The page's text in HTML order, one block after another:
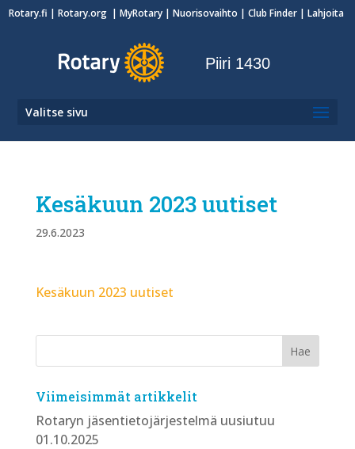
Rotary.fi |Rotary.org |MyRotary |Nuorisovaihto | Club Finder | Lahjoita
Piiri 1430
Valitse sivu
Kesäkuun 2023 uutiset
29.6.2023
Kesäkuun 2023 uutiset
Viimeisimmät artikkelit
Rotaryn jäsentietojärjestelmä uusiutuu
01.10.2025